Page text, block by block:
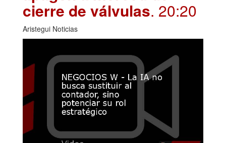
cierre de válvulas. 20:20
Aristegui Noticias